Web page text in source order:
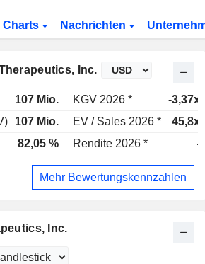
Charts Nachrichten
Inc.
107 Mio. KGV 2026 *
-3,37x
107 Mio. EV / Sales 2026 *
45,8x
82,05 % Rendite 2026 * -
Mehr Bewertungskennzahlen
Inc.